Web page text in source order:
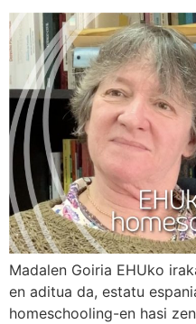
Madalen Goiria EHUko
en aditua da, estatu
homeschooling-en hasi